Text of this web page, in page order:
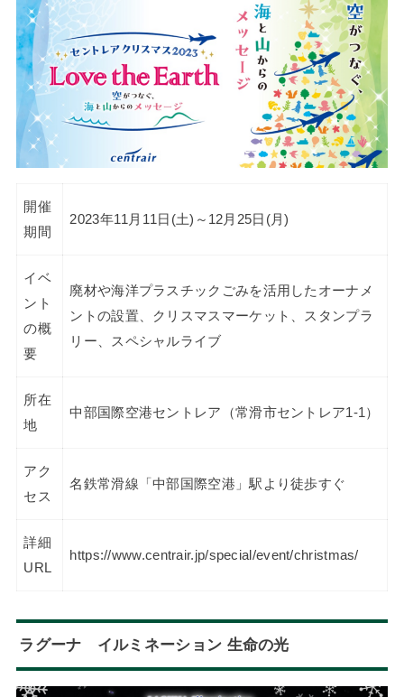
開催
期間
2023年11月11日(土)～12月25日(月)
イベ
ント
の概
要
廃材や海洋プラスチックごみを活用したオーナメ
ントの設置、クリスマスマーケット、スタンプラ
リー、スペシャルライブ
所在
地
中部国際空港セントレア（常滑市セントレア1-1）
アク
セス
名鉄常滑線「中部国際空港」駅より徒歩すぐ
詳細
URL
https://www.centrair.jp/special/event/christmas/
ラグーナ イルミネーション 生命の光